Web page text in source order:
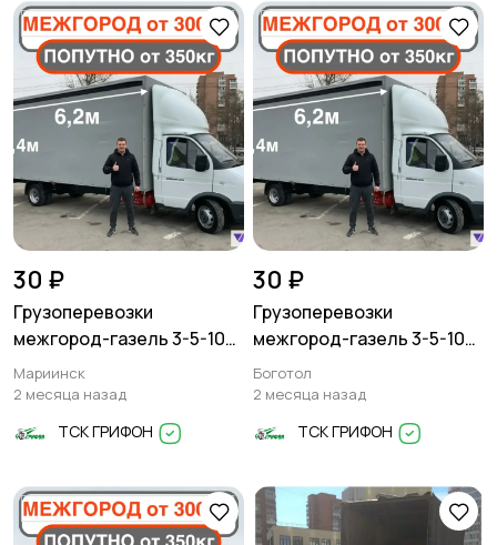
Другое
30 ₽
Грузоперевозки
межгород-газель 3-5-10
тонн
Мариинск
2 месяца назад
ТСК ГРИФОН
30 ₽
Грузоперевозки
межгород-газель 3-5-10
тонн
Боготол
2 месяца назад
ТСК ГРИФОН